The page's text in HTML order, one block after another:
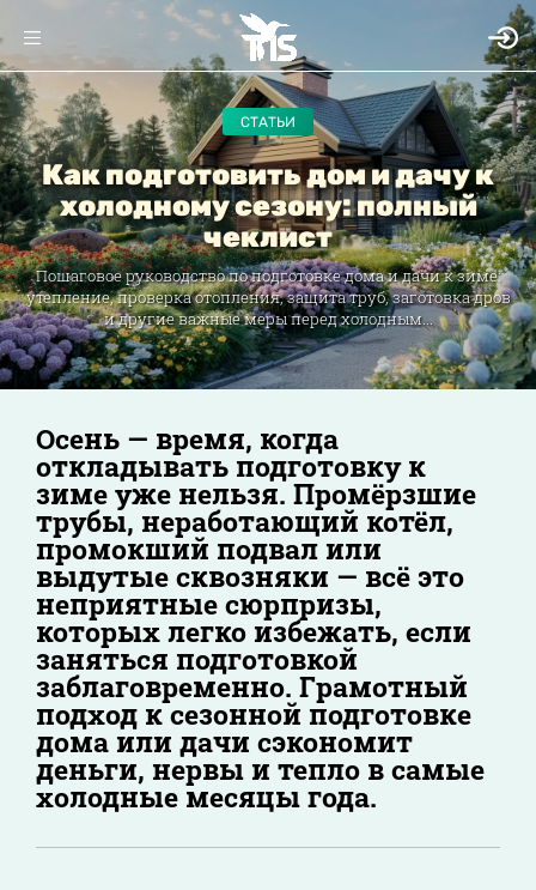
СТАТЬИ
Как подготовить дом и дачу к
холодному сезону: полный
чеклист
Пошаговое руководство по подготовке дома и дачи к зиме:
утепление, проверка отопления, защита труб, заготовка дров
и другие важные меры перед холодным...
Осень — время, когда
откладывать подготовку к
зиме уже нельзя. Промёрзшие
трубы, неработающий котёл,
промокший подвал или
выдутые сквозняки — всё это
неприятные сюрпризы,
которых легко избежать, если
заняться подготовкой
заблаговременно. Грамотный
подход к сезонной подготовке
дома или дачи сэкономит
деньги, нервы и тепло в самые
холодные месяцы года.